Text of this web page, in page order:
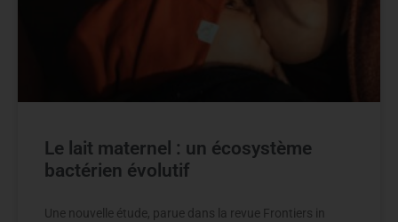
Le lait maternel : un écosystème
bactérien évolutif
Une nouvelle étude, parue dans la revue Frontiers in